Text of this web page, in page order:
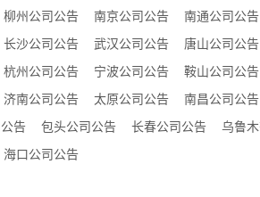
柳州公司公告 南京公司公告 南通公司公告
长沙公司公告 武汉公司公告 唐山公司公告
杭州公司公告 宁波公司公告 鞍山公司公告
济南公司公告 太原公司公告 南昌公司公告
告 包头公司公告 长春公司公告 乌鲁
海口公司公告